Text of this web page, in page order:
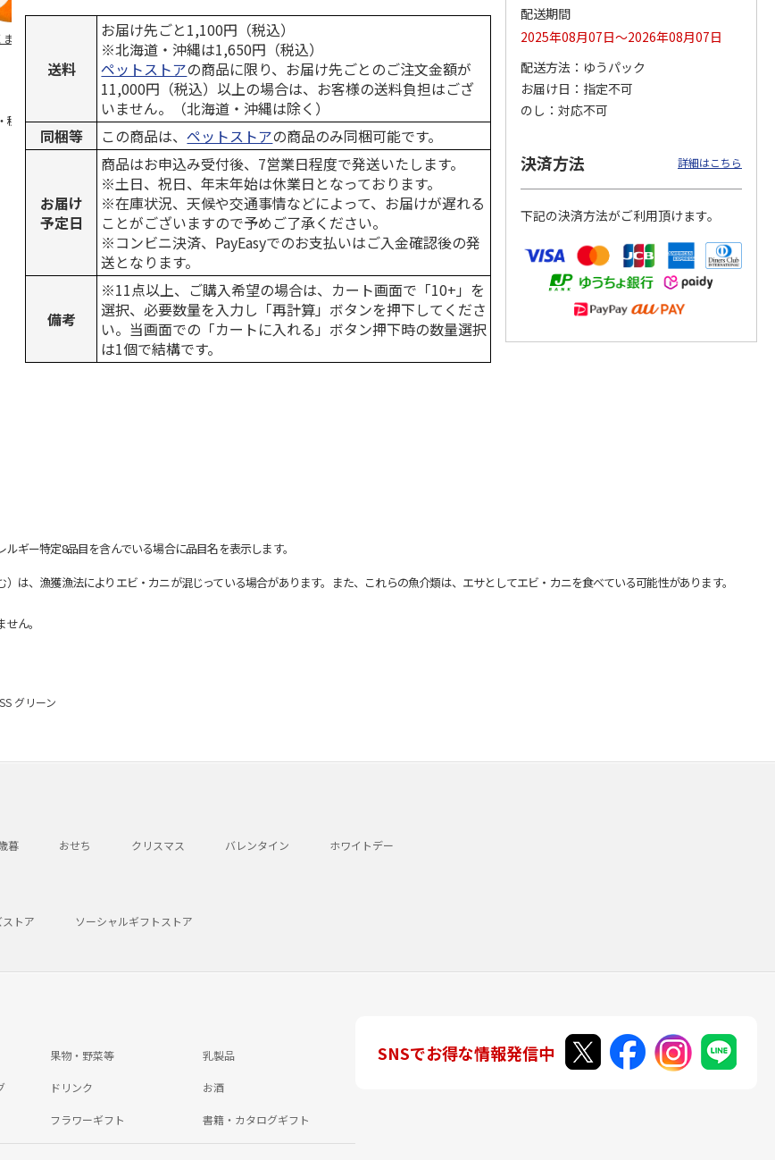
みかん
税込)
デオトイレ 飛び散
らない消臭・抗菌サ
ンド 4L
1,320円
(送料別・税込)
獣医師開発 ニオイ
をとる砂専用 猫ト
イレ ナチュラルグ
レー
1,550円
(送料別・税込)
ムデンタルコーン
ぐるぐるボーン型 S
…
470円
(送料別・税込)
こ用 まぐろ・かつ
おに …
(送料別・税込)
ペット線香 虹のか
ローラルの香り
590円
(送料別・税込)
CIAO 香り立つクラ
送料
お届け先ごと1,100円（税込）
※北海道・沖縄は1,650円（税込）
ペットストアの商品に限り、お届け先ごとのご注文金額が
11,000円（税込）以上の場合は、お客様の送料負担はござ
いません。（北海道・沖縄は除く）
同梱等
この商品は、ペットストアの商品のみ同梱可能です。
お届け
予定日
商品はお申込み受付後、7営業日程度で発送いたします。
※土日、祝日、年末年始は休業日となっております。
※在庫状況、天候や交通事情などによって、お届けが遅れる
ことがございますので予めご了承ください。
※コンビニ決済、PayEasyでのお支払いはご入金確認後の発
送となります。
備考
※11点以上、ご購入希望の場合は、カート画面で「10+」を
選択、必要数量を入力し「再計算」ボタンを押下してくださ
い。当画面での「カートに入れる」ボタン押下時の数量選択
は1個で結構です。
配送期間
2025年08月07日～2026年08月07日
配送方法
ゆうパック
お届け日
指定不可
のし
対応不可
決済方法 詳細はこちら
下記の決済方法がご利用頂けます。
ギー特定8品目を含んでいる場合に品目名を表示します。
、漁獲漁法によりエビ・カニが混じっている場合があります。また、これらの魚介類は、エサとしてエビ・カニを食べている可能性があります。
ん。
グリーン
暮 おせち クリスマス バレンタイン ホワイトデー
トア ソーシャルギフトストア
果物・野菜等 乳製品
ドリンク お酒
フラワーギフト 書籍・カタログギフト
SNSでお得な情報発信中